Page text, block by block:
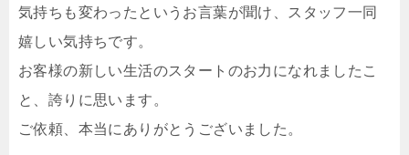
気持ちも変わったというお言葉が聞け、スタッフ一同
嬉しい気持ちです。
お客様の新しい生活のスタートのお力になれましたこ
と、誇りに思います。
ご依頼、本当にありがとうございました。